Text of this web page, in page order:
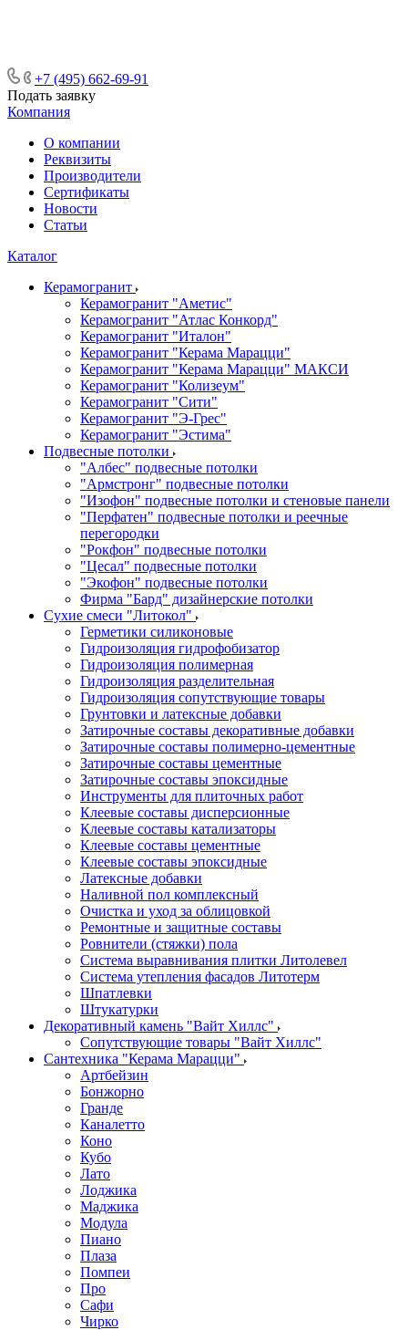
+7 (495) 662-69-91
Подать заявку
Компания
О компании
Реквизиты
Производители
Сертификаты
Новости
Статьи
Каталог
Керамогранит
Керамогранит "Аметис"
Керамогранит "Атлас Конкорд"
Керамогранит "Италон"
Керамогранит "Керама Марацци"
Керамогранит "Керама Марацци" МАКСИ
Керамогранит "Колизеум"
Керамогранит "Сити"
Керамогранит "Э-Грес"
Керамогранит "Эстима"
Подвесные потолки
"Албес" подвесные потолки
"Армстронг" подвесные потолки
"Изофон" подвесные потолки и стеновые панели
"Перфатен" подвесные потолки и реечные
перегородки
"Рокфон" подвесные потолки
"Цесал" подвесные потолки
"Экофон" подвесные потолки
Фирма "Бард" дизайнерские потолки
Сухие смеси "Литокол"
Герметики силиконовые
Гидроизоляция гидрофобизатор
Гидроизоляция полимерная
Гидроизоляция разделительная
Гидроизоляция сопутствующие товары
Грунтовки и латексные добавки
Затирочные составы декоративные добавки
Затирочные составы полимерно-цементные
Затирочные составы цементные
Затирочные составы эпоксидные
Инструменты для плиточных работ
Клеевые составы дисперсионные
Клеевые составы катализаторы
Клеевые составы цементные
Клеевые составы эпоксидные
Латексные добавки
Наливной пол комплексный
Очистка и уход за облицовкой
Ремонтные и защитные составы
Ровнители (стяжки) пола
Система выравнивания плитки Литолевел
Система утепления фасадов Литотерм
Шпатлевки
Штукатурки
Декоративный камень "Вайт Хиллс"
Сопутствующие товары "Вайт Хиллс"
Сантехника "Керама Марацци"
Артбейзин
Бонжорно
Гранде
Каналетто
Коно
Кубо
Лато
Лоджика
Маджика
Модула
Пиано
Плаза
Помпеи
Про
Сафи
Чирко